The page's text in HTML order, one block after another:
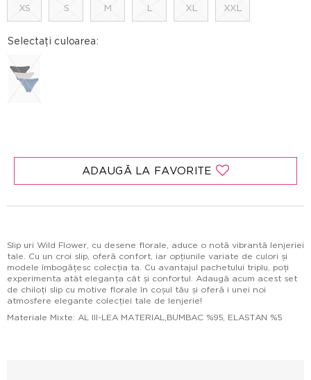
XS S M L XL XXL
Selectați culoarea:
ADAUGĂ LA FAVORITE
Slip uri Wild Flower, cu desene florale, aduce o notă vibrantă lenjeriei
tale. Cu un croi slip, oferă confort, iar opțiunile variate de culori și
modele îmbogățesc colecția ta. Cu avantajul pachetului triplu, poți
experimenta atât eleganța cât și confortul. Adaugă acum acest set
de chiloți slip cu motive florale în coșul tău și oferă i unei noi
atmosfere elegante colecției tale de lenjerie!
Materiale Mixte: AL III-LEA MATERIAL,BUMBAC %95, ELASTAN %5